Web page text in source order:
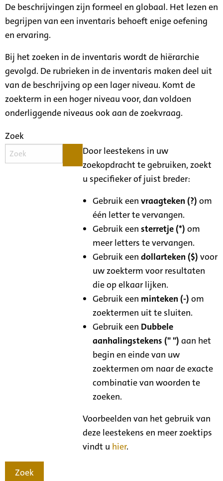
De beschrijvingen zijn formeel en globaal. Het lezen en
begrijpen van een inventaris behoeft enige oefening
en ervaring.
Bij het zoeken in de inventaris wordt de hiërarchie
gevolgd. De rubrieken in de inventaris maken deel uit
van de beschrijving op een lager niveau. Komt de
zoekterm in een hoger niveau voor, dan voldoen
onderliggende niveaus ook aan de zoekvraag.
Zoek
Door leestekens in uw
zoekopdracht te gebruiken, zoekt
u specifieker of juist breder:
Gebruik eenvraagteken (?) om
één letter te vervangen.
Gebruik eensterretje (*) om
meer letters te vervangen.
Gebruik eendollarteken ($) voor
uw zoekterm voor resultaten
die op elkaar lijken.
Gebruik een minteken (-) om
zoektermen uit te sluiten.
Gebruik een Dubbele
aanhalingstekens (" ") aan het
begin en einde van uw
zoektermen om naar de exacte
combinatie van woorden te
zoeken.
Voorbeelden van het gebruik van
deze leestekens en meer zoektips
vindt u hier.
Zoek